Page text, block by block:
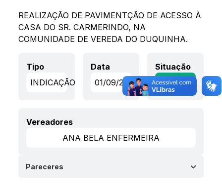
REALIZAÇÃO DE PAVIMENTÇÃO DE ACESSO À
CASA DO SR. CARMERINDO, NA
COMUNIDADE DE VEREDA DO DUQUINHA.
Tipo
INDICAÇÃO
Data
01/09/2025
Situação
APROVADO
Vereadores
ANA BELA ENFERMEIRA
Pareceres